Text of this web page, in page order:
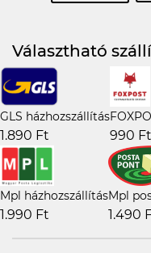
Választható
GLS házhozszállítás
1.890 Ft 990 Ft
Mpl házhozszállítás
1.990 Ft
Mpl
1.490